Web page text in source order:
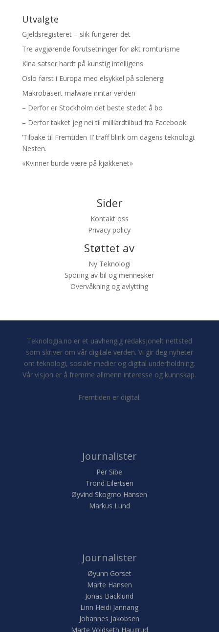
Utvalgte
Gjeldsregisteret – slik fungerer det
Tre avgjørende forutsetninger for økt romturisme
Kina satser hardt på kunstig intelligens
Oslo først i Europa med elsykkel på solenergi
Makrobasert malware inntar verden
– Derfor er Stockholm det beste stedet å bo
– Derfor takket jeg nei til milliardtilbud fra Facebook
’Tilbake til Fremtiden II’ traff blink om dagens teknologi.
Nesten.
«Kvinner burde være på kjøkkenet»
Sider
Kontakt oss
Privacy policy
Støttet av
Ny Teknologi
Sporing av bil og mennesker
Overvåkning og avlytting
Teknologia.no er et uavhengig redaksjonelt nettsted
som skriver om vår digitale verden. Vi gir deg nyheter
om teknologi, sosiale medier og digital underholdning.
Vår visjon er å fremme allmenn interesse og kunnskap.
Fremtiden er digital.
Journalister
Per Sibe
Trond Eilertsen
Øyvind Skogmo Hansen
Markus Lund
Journalister
Øyunn Gorset
Marte Hansen
Jonas Bäcklund
Linn Heidi Jannang
Johannes Jakobsen
Marte Voldseth Haugrud